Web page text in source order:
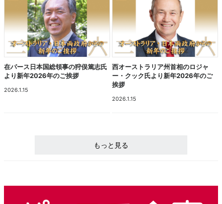
在パース日本国総領事の狩俣篤志氏
より新年2026年のご挨拶
2026.1.15
西オーストラリア州首相のロジャ
ー・クック氏より新年2026年のご
挨拶
2026.1.15
もっと見る